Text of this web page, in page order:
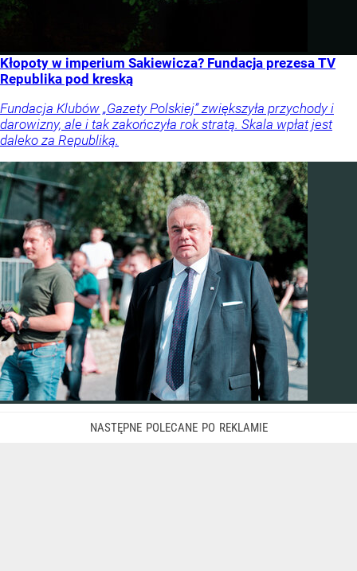
Kłopoty w imperium Sakiewicza? Fundacja prezesa TV
Republika pod kreską
Fundacja Klubów „Gazety Polskiej” zwiększyła przychody i
darowizny, ale i tak zakończyła rok stratą. Skala wpłat jest
daleko za Republiką.